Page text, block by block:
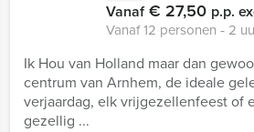
Vanaf€ 27,50 p.p.
Vanaf 12 personen ‐ 2
Ik Hou van Holland maar dan
centrum van Arnhem, de ideale
verjaardag, elk vrijgezellenfeest of
gezellig ...